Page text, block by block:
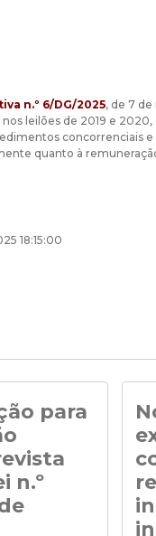
n.º 6/DG/2025, de 7
leilões de 2019 e
concorrenciais
quanto à
18:15:00
para
n.º